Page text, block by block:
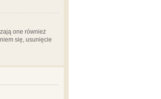
one również
się, usunięcie